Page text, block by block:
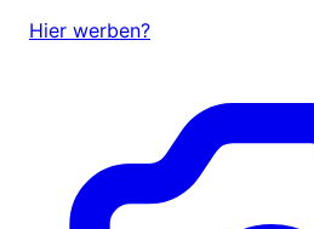
Hier werben?